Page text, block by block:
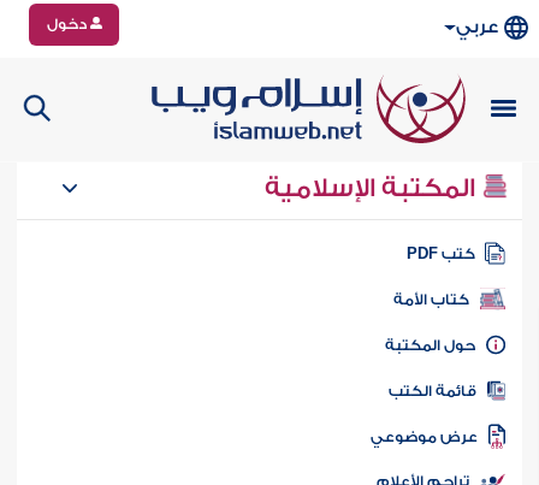
عربي دخول
المكتبة الإسلامية
كتب PDF
كتاب الأمة
المكتبة
الكتب